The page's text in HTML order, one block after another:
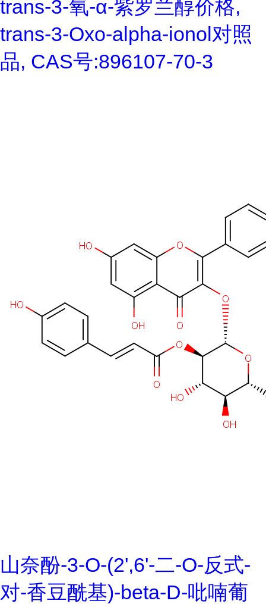
trans-3-氧-α-紫罗兰醇价格,
trans-3-Oxo-alpha-ionol对照
品, CAS号:896107-70-3
山奈酚-3-O-(2',6'-二-O-反式-
对-香豆酰基)-beta-D-吡喃葡